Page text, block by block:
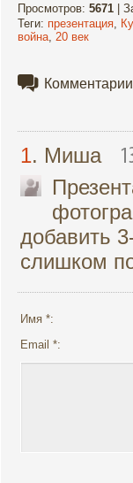
Просмотров: 5671 |
Теги: презентация
война 20 век
Комментарии
1. Миша
добавить
слишком
Имя *:
Email *: